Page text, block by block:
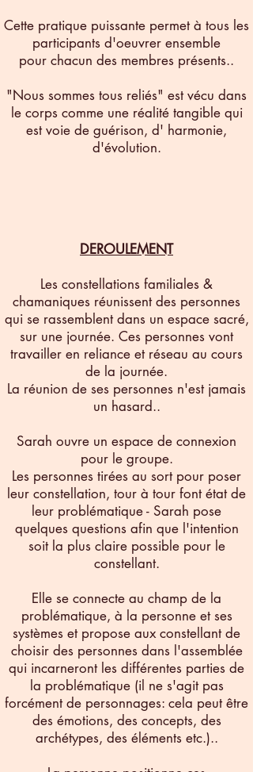
Cette pratique puissante permet à tous les
participants d'oeuvrer ensemble
pour chacun des membres présents..
"Nous sommes tous reliés" est vécu dans
le corps comme une réalité tangible qui
est voie de guérison, d' harmonie,
d'évolution.
DEROULEMENT​
Les constellations familiales &
chamaniques réunissent des personnes
qui se rassemblent dans un espace sacré,
sur une journée. Ces personnes vont
travailler en reliance et réseau au cours
de la journée.
La réunion de ses personnes n'est jamais
un hasard..
Sarah ouvre un espace de connexion
pour le groupe.
Les personnes tirées au sort pour poser
leur constellation, tour à tour font état de
leur problématique - Sarah pose
quelques questions afin que l'intention
soit la plus claire possible pour le
constellant.
Elle se connecte au champ de la
problématique, à la personne et ses
systèmes et propose aux constellant de
choisir des personnes dans l'assemblée
qui incarneront les différentes parties de
la problématique (il ne s'agit pas
forcément de personnages: cela peut être
des émotions, des concepts, des
archétypes, des éléments etc.)..